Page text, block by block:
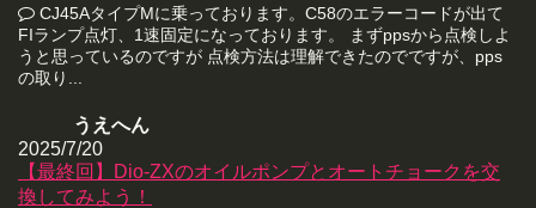
CJ45AタイプMに乗っております。C58のエラーコードが出て
FIランプ点灯、1速固定になっております。 まずppsから点検しよ
うと思っているのですが 点検方法は理解できたのでですが、pps
の取り...
うえへん
2025/7/20
【最終回】Dio-ZXのオイルポンプとオートチョークを交
換してみよう！